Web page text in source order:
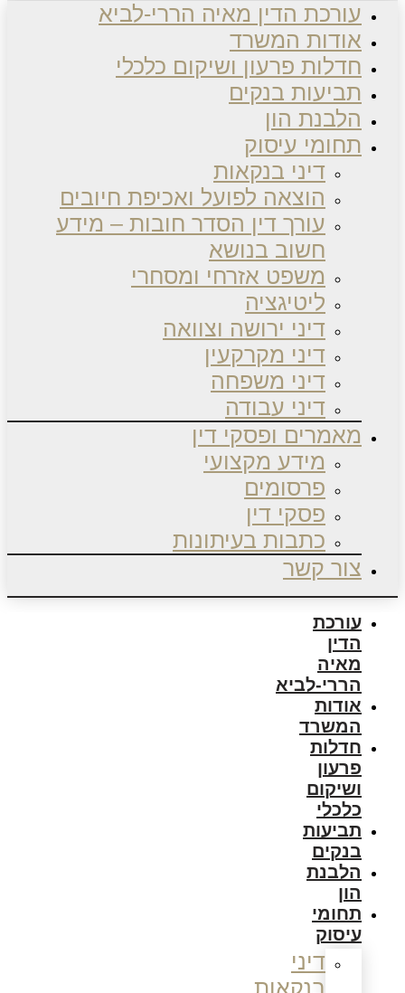
עורכת הדין מאיה הררי-לביא
אודות המשרד
חדלות פרעון ושיקום כלכלי
תביעות בנקים
הלבנת הון
תחומי עיסוק
דיני בנקאות
הוצאה לפועל ואכיפת חיובים
עורך דין הסדר חובות – מידע
חשוב בנושא
משפט אזרחי ומסחרי
ליטיגציה
דיני ירושה וצוואה
דיני מקרקעין
דיני משפחה
דיני עבודה
מאמרים ופסקי דין
מידע מקצועי
פרסומים
פסקי דין
כתבות בעיתונות
צור קשר
עורכת
הדין
מאיה
הררי-לביא
אודות
המשרד
חדלות
פרעון
ושיקום
כלכלי
תביעות
בנקים
הלבנת
הון
תחומי
עיסוק
דיני
בנקאות